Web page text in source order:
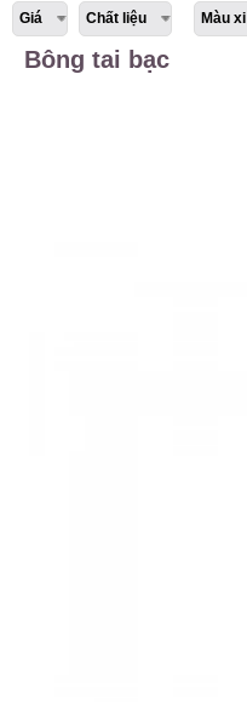
Giá Chất liệu Màu xi
Bông tai bạc